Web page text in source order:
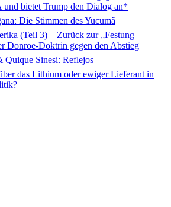
und bietet Trump den Dialog an*
Die Stimmen des Yucumã
(Teil 3) – Zurück zur „Festung
Donroe-Doktrin gegen den Abstieg
Quique Sinesi: Reflejos
das Lithium oder ewiger Lieferant in